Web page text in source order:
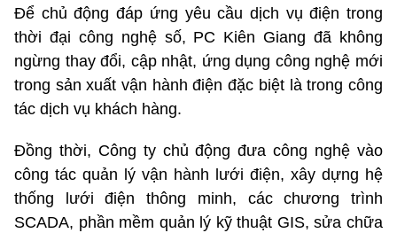
Để chủ động đáp ứng yêu cầu dịch vụ điện trong
thời đại công nghệ số, PC Kiên Giang đã không
ngừng thay đổi, cập nhật, ứng dụng công nghệ mới
trong sản xuất vận hành điện đặc biệt là trong công
tác dịch vụ khách hàng.
Đồng thời, Công ty chủ động đưa công nghệ vào
công tác quản lý vận hành lưới điện, xây dựng hệ
thống lưới điện thông minh, các chương trình
SCADA, phần mềm quản lý kỹ thuật GIS, sửa chữa